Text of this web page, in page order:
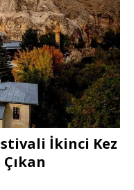
İkinci Kez